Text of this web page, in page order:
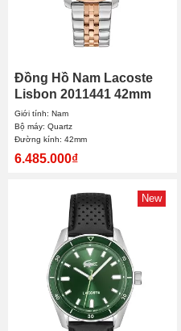
Đồng Hồ Nam Lacoste
Lisbon 2011441 42mm
Giới tính: Nam
Bộ máy: Quartz
Đường kính: 42mm
6.485.000₫
New